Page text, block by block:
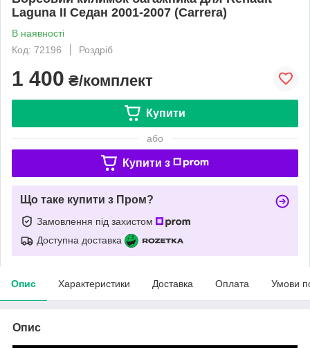
Laguna II Седан 2001-2007 (Carrera)
В наявності
Код: 72196
Роздріб
1 400 ₴/комплект
Купити
або
Купити з
Що таке купити з Пром?
Замовлення під захистом
Доступна доставка
Опис Характеристики Доставка Оплата Умови
Опис